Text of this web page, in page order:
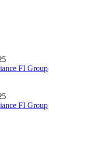
FI Group
FI Group